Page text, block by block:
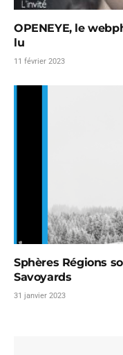
OPENEYE, le
lu
11 février 2023
Sphères Régions
Savoyards
31 janvier 2023